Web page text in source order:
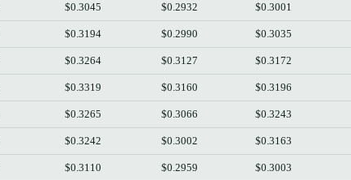
$0.3045 $0.2932 $0.3001
$0.3194 $0.2990 $0.3035
$0.3264 $0.3127 $0.3172
$0.3319 $0.3160 $0.3196
$0.3265 $0.3066 $0.3243
$0.3242 $0.3002 $0.3163
$0.3110 $0.2959 $0.3003